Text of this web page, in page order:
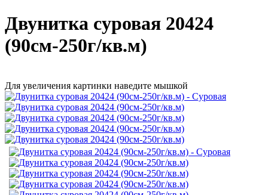
Двунитка суровая 20424
(90см-250г/кв.м)
Для увеличения картинки наведите мышкой